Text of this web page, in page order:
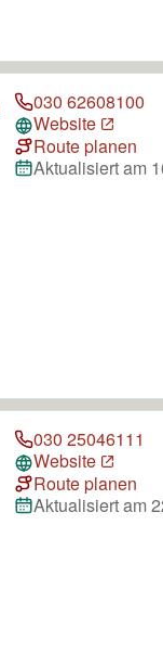
030 62608100
Website
Route planen
Aktualisiert am
030 25046111
Website
Route planen
Aktualisiert am